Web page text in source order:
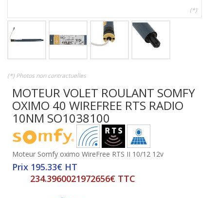
(*)
(*) Photos non contractuelles
MOTEUR VOLET ROULANT SOMFY
OXIMO 40 WIREFREE RTS RADIO
10NM SO1038100
Moteur Somfy oximo WireFree RTS II 10/12 12v
Prix 195.33€ HT
234.3960021972656€ TTC